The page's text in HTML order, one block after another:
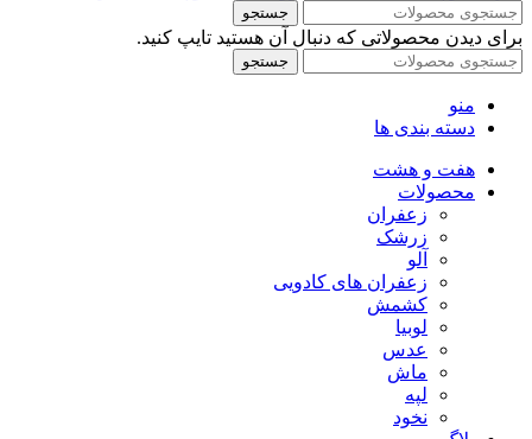
جستجو
برای دیدن محصولاتی که دنبال آن هستید تایپ کنید.
جستجو
منو
دسته بندی ها
هفت و هشت
محصولات
زعفران
زرشک
آلو
زعفران های کادویی
کشمش
لوبیا
عدس
ماش
لپه
نخود